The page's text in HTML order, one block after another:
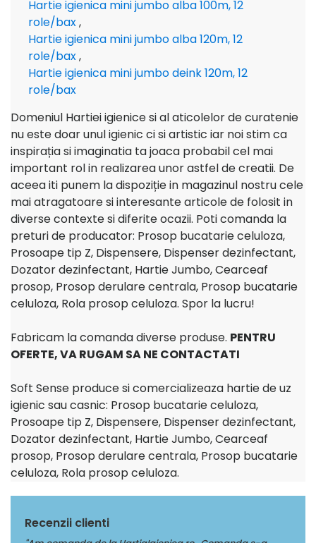
Hartie igienica mini jumbo alba 100m, 12
role/bax,
Hartie igienica mini jumbo alba 120m, 12
role/bax,
Hartie igienica mini jumbo deink 120m, 12
role/bax
Domeniul Hartiei igienice si al aticolelor de curatenie
nu este doar unul igienic ci si artistic iar noi stim ca
inspirația si imaginatia ta joaca probabil cel mai
important rol in realizarea unor astfel de creatii. De
aceea iti punem la dispoziție in magazinul nostru cele
mai atragatoare si interesante articole de folosit in
diverse contexte si diferite ocazii. Poti comanda la
preturi de producator: Prosop bucatarie celuloza,
Prosoape tip Z, Dispensere, Dispenser dezinfectant,
Dozator dezinfectant, Hartie Jumbo, Cearceaf
prosop, Prosop derulare centrala, Prosop bucatarie
celuloza, Rola prosop celuloza. Spor la lucru!
Fabricam la comanda diverse produse. PENTRU
OFERTE, VA RUGAM SA NE CONTACTATI
Soft Sense produce si comercializeaza hartie de uz
igienic sau casnic: Prosop bucatarie celuloza,
Prosoape tip Z, Dispensere, Dispenser dezinfectant,
Dozator dezinfectant, Hartie Jumbo, Cearceaf
prosop, Prosop derulare centrala, Prosop bucatarie
celuloza, Rola prosop celuloza.
Recenzii clienti